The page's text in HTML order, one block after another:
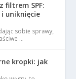
filtrem SPF:
uniknięcie
sobie sprawy,
…
kropki: jak